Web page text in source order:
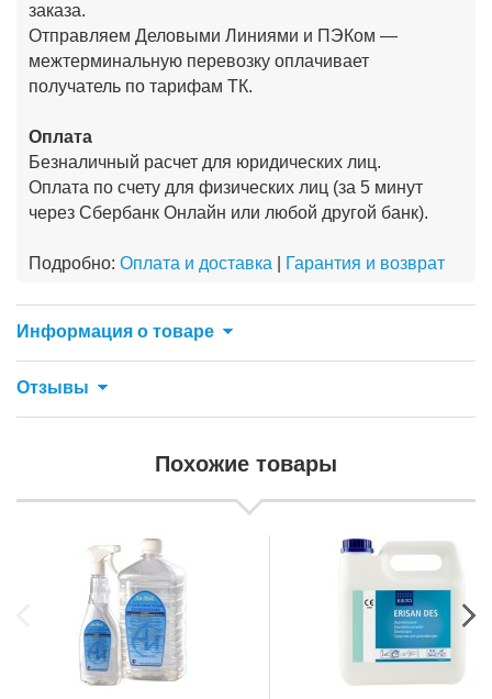
заказа.
Отправляем Деловыми Линиями и ПЭКом —
межтерминальную перевозку оплачивает
получатель по тарифам ТК.
Оплата
Безналичный расчет для юридических лиц.
Оплата по счету для физических лиц (за 5 минут
через Сбербанк Онлайн или любой другой банк).
Подробно: Оплата и доставка Гарантия и возврат
Информация о товаре
Отзывы
Похожие товары